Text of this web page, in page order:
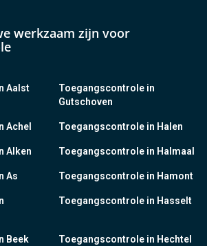
werkzaam zijn voor
Aalst
Achel
Alken
As
Beek
Toegangscontrole in
Gutschoven
Toegangscontrole in Halen
Toegangscontrole in Halmaal
Toegangscontrole in Hamont
Toegangscontrole in Hasselt
Toegangscontrole in Hechtel